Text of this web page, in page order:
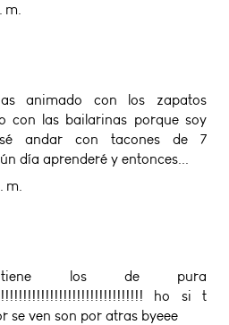
m.
animado con los zapatos
con las bailarinas porque soy
andar con tacones de 7
día aprenderé y entonces...
m.
los de pura
ho si t
se ven son por atras byeee